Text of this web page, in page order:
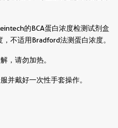
的BCA蛋白浓度检测试剂盒
，不适用Bradford法测蛋白浓度。
，请勿加热。
并戴好一次性手套操作。